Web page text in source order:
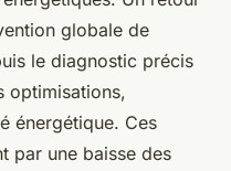
globale de
le diagnostic précis
optimisations,
énergétique. Ces
par une baisse des